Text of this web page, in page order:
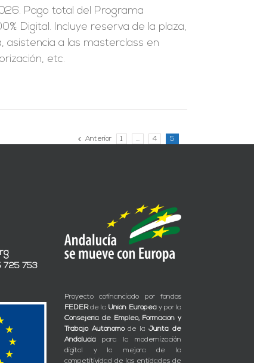
Pago total del Programa
Digital. Incluye reserva de la plaza,
asistencia a las masterclass en
etc.
Anterior 1 … 4 5
725 753
Proyecto cofinanciado por fondos
FEDERde la Unión Europeay por la
Consejería de Empleo, Formación y
Trabajo Autónomode laJunta de
Andalucía para la modernización
digital y la mejora de la
competitividad de las entidades de